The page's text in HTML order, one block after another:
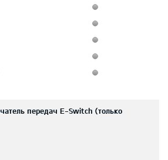
передач E-Switch (только